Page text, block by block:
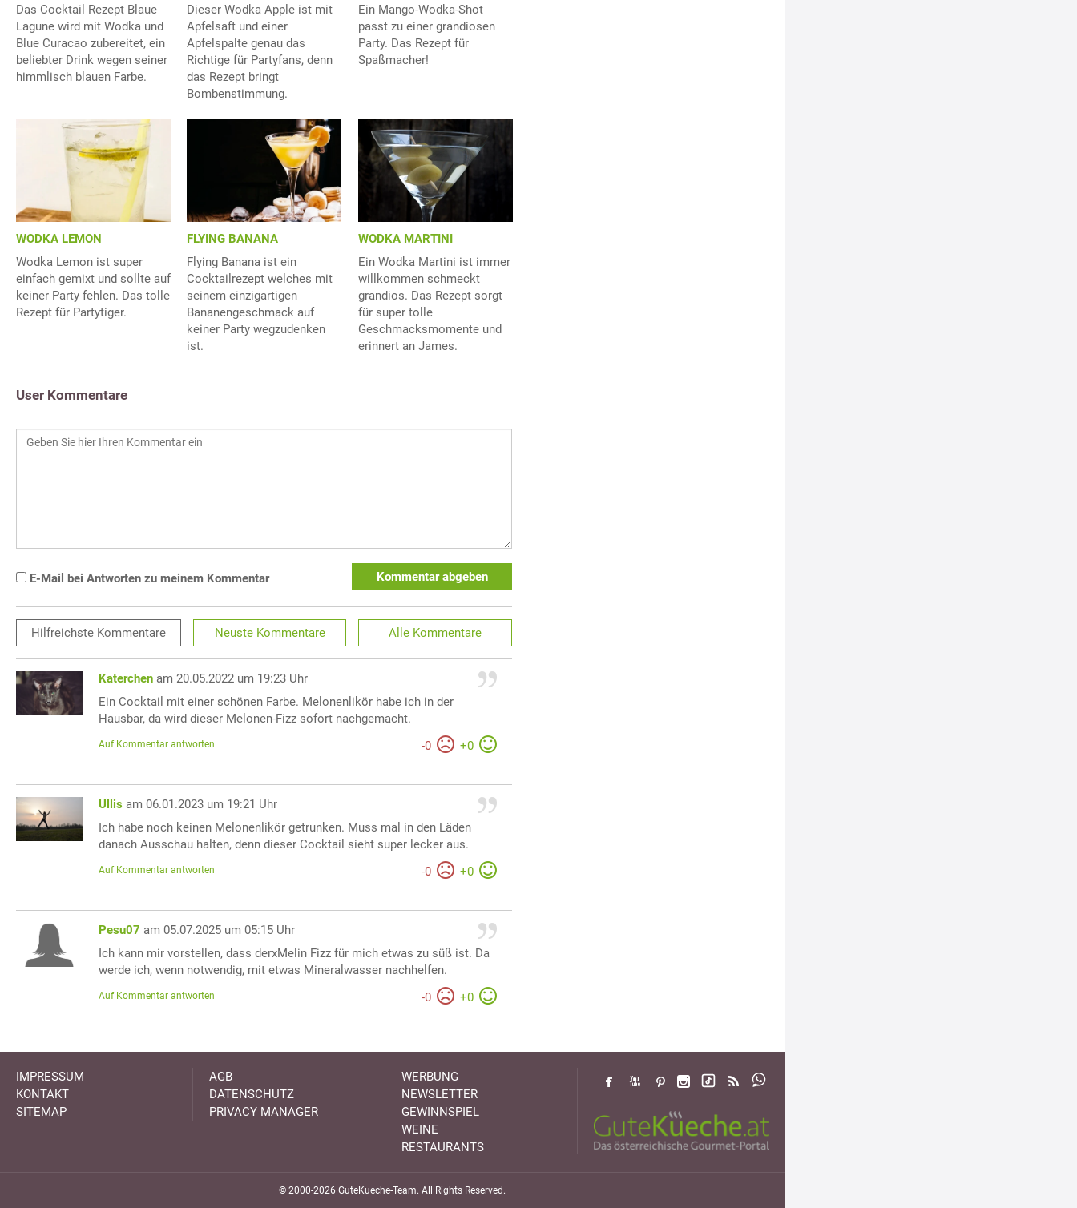
Das Cocktail Rezept Blaue
Lagune wird mit Wodka und
Blue Curacao zubereitet, ein
beliebter Drink wegen seiner
himmlisch blauen Farbe.
Dieser Wodka Apple ist mit
Apfelsaft und einer
Apfelspalte genau das
Richtige für Partyfans, denn
das Rezept bringt
Bombenstimmung.
Ein Mango-Wodka-Shot
passt zu einer grandiosen
Party. Das Rezept für
Spaßmacher!
WODKA LEMON
Wodka Lemon ist super
einfach gemixt und sollte auf
keiner Party fehlen. Das tolle
Rezept für Partytiger.
FLYING BANANA
Flying Banana ist ein
Cocktailrezept welches mit
seinem einzigartigen
Bananengeschmack auf
keiner Party wegzudenken
ist.
WODKA MARTINI
Ein Wodka Martini ist immer
willkommen schmeckt
grandios. Das Rezept sorgt
für super tolle
Geschmacksmomente und
erinnert an James.
User Kommentare
E-Mail bei Antworten zu meinem Kommentar Kommentar abgeben
Hilfreichste Kommentare Neuste Kommentare Alle Kommentare
Katerchen am 20.05.2022 um 19:23 Uhr
Ein Cocktail mit einer schönen Farbe. Melonenlikör habe ich in der
Hausbar, da wird dieser Melonen-Fizz sofort nachgemacht.
-0 +0
Auf Kommentar antworten
Ullis am 06.01.2023 um 19:21 Uhr
Ich habe noch keinen Melonenlikör getrunken. Muss mal in den Läden
danach Ausschau halten, denn dieser Cocktail sieht super lecker aus.
-0 +0
Auf Kommentar antworten
Pesu07 am 05.07.2025 um 05:15 Uhr
Ich kann mir vorstellen, dass derxMelin Fizz für mich etwas zu süß ist. Da
werde ich, wenn notwendig, mit etwas Mineralwasser nachhelfen.
-0 +0
Auf Kommentar antworten
IMPRESSUM
KONTAKT
SITEMAP
AGB
DATENSCHUTZ
PRIVACY MANAGER
WERBUNG
NEWSLETTER
GEWINNSPIEL
WEINE
RESTAURANTS
© 2000-2026 GuteKueche-Team. All Rights Reserved.